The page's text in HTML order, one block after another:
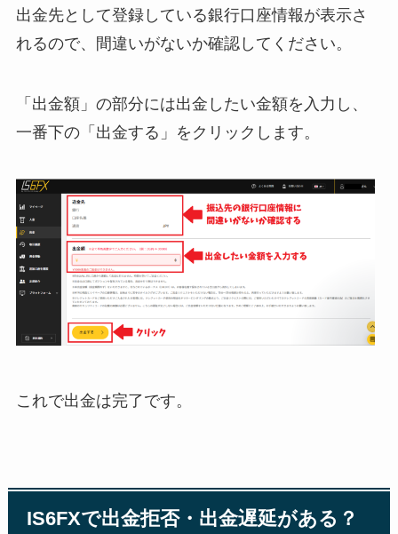
出金先として登録している銀行口座情報が表示さ
れるので、間違いがないか確認してください。
「出金額」の部分には出金したい金額を入力し、
一番下の「出金する」をクリックします。
これで出金は完了です。
IS6FXで出金拒否・出金遅延がある？